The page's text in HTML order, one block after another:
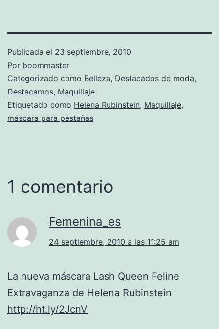
Publicada el 23 septiembre, 2010
Por boommaster
Categorizado como Belleza, Destacados de moda,
Destacamos, Maquillaje
Etiquetado como Helena Rubinstein, Maquillaje,
máscara para pestañas
1 comentario
Femenina_es
24 septiembre, 2010 a las 11:25 am
La nueva máscara Lash Queen Feline
Extravaganza de Helena Rubinstein
http://ht.ly/2JcnV